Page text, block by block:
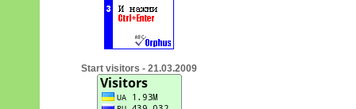
Start visitors - 21.03.2009